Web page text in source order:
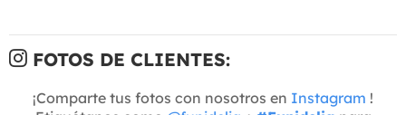
FOTOS DE CLIENTES:
¡Comparte tus fotos con nosotros en Instagram !